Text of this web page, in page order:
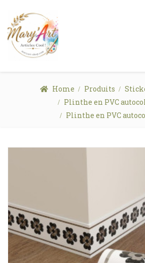
Home Produits
Plinthe en PVC
Plinthe en PVC